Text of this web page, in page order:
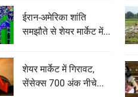
ईरान-अमेरिका शांति
समझौते से शेयर मार्केट में...
शेयर मार्केट में गिरावट,
सेंसेक्‍स 700 अंक नीचे...